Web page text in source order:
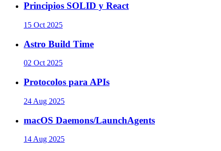
Principios SOLID y React
15 Oct 2025
Astro Build Time
02 Oct 2025
Protocolos para APIs
24 Aug 2025
macOS Daemons/LaunchAgents
14 Aug 2025